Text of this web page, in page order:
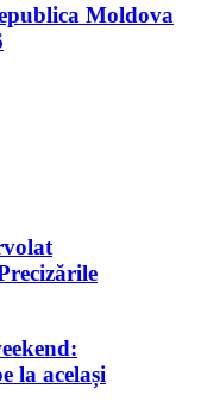
Moldova
la același